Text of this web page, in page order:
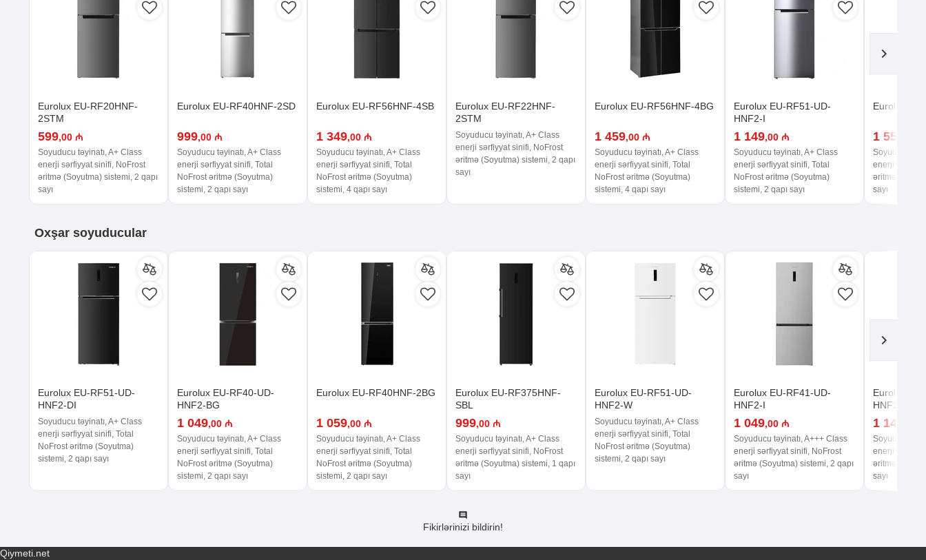
Eurolux EU-RF20HNF-
2STM
599,00 ₼
Soyuducu təyinatı, A+ Class
enerji sərfiyyat sinifi, NoFrost
əritmə (Soyutma) sistemi, 2 qapı
sayı
Eurolux EU-RF40HNF-2SD
999,00 ₼
Soyuducu təyinatı, A+ Class
enerji sərfiyyat sinifi, Total
NoFrost əritmə (Soyutma)
sistemi, 2 qapı sayı
Eurolux EU-RF56HNF-4SB
1 349,00 ₼
Soyuducu təyinatı, A+ Class
enerji sərfiyyat sinifi, Total
NoFrost əritmə (Soyutma)
sistemi, 4 qapı sayı
Eurolux EU-RF22HNF-
2STM
Soyuducu təyinatı, A+ Class
enerji sərfiyyat sinifi, NoFrost
əritmə (Soyutma) sistemi, 2 qapı
sayı
Eurolux EU-RF56HNF-4BG
1 459,00 ₼
Soyuducu təyinatı, A+ Class
enerji sərfiyyat sinifi, Total
NoFrost əritmə (Soyutma)
sistemi, 4 qapı sayı
Eurolux EU-RF51-UD-
HNF2-I
1 149,00 ₼
Soyuducu təyinatı, A+ Class
enerji sərfiyyat sinifi, Total
NoFrost əritmə (Soyutma)
sistemi, 2 qapı sayı
Eurolux
1 559
Soyuducu
enerji
əritmə
sayı
Oxşar soyuducular
Eurolux EU-RF51-UD-
HNF2-DI
Soyuducu təyinatı, A+ Class
enerji sərfiyyat sinifi, Total
NoFrost əritmə (Soyutma)
sistemi, 2 qapı sayı
Eurolux EU-RF40-UD-
HNF2-BG
1 049,00 ₼
Soyuducu təyinatı, A+ Class
enerji sərfiyyat sinifi, Total
NoFrost əritmə (Soyutma)
sistemi, 2 qapı sayı
Eurolux EU-RF40HNF-2BG
1 059,00 ₼
Soyuducu təyinatı, A+ Class
enerji sərfiyyat sinifi, Total
NoFrost əritmə (Soyutma)
sistemi, 2 qapı sayı
Eurolux EU-RF375HNF-
SBL
999,00 ₼
Soyuducu təyinatı, A+ Class
enerji sərfiyyat sinifi, NoFrost
əritmə (Soyutma) sistemi, 1 qapı
sayı
Eurolux EU-RF51-UD-
HNF2-W
Soyuducu təyinatı, A+ Class
enerji sərfiyyat sinifi, Total
NoFrost əritmə (Soyutma)
sistemi, 2 qapı sayı
Eurolux EU-RF41-UD-
HNF2-I
1 049,00 ₼
Soyuducu təyinatı, A+++ Class
enerji sərfiyyat sinifi, NoFrost
əritmə (Soyutma) sistemi, 2 qapı
sayı
Eurolux
HNF2-BG
1 149
Soyuducu
enerji
əritmə
sayı
Fikirlərinizi bildirin!
Qiymeti.net